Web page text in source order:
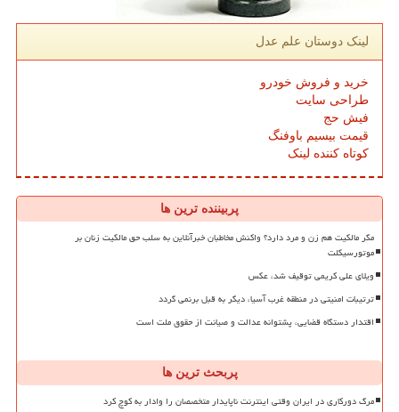
لینک دوستان علم عدل
خرید و فروش خودرو
طراحی سایت
فیش حج
قیمت بیسیم باوفنگ
کوتاه کننده لینک
پربیننده ترین ها
مگر مالکیت هم زن و مرد دارد؟ واکنش مخاطبان خبرآنلاین به سلب حق مالکیت زنان بر
موتورسیکلت
ویلای علی کریمی توقیف شد، عکس
ترتیبات امنیتی در منطقه غرب آسیا، دیگر به قبل برنمی گردد
اقتدار دستگاه قضایی، پشتوانه عدالت و صیانت از حقوق ملت است
پربحث ترین ها
مرگ دورکاری در ایران وقتی اینترنت ناپایدار متخصصان را وادار به کوچ کرد